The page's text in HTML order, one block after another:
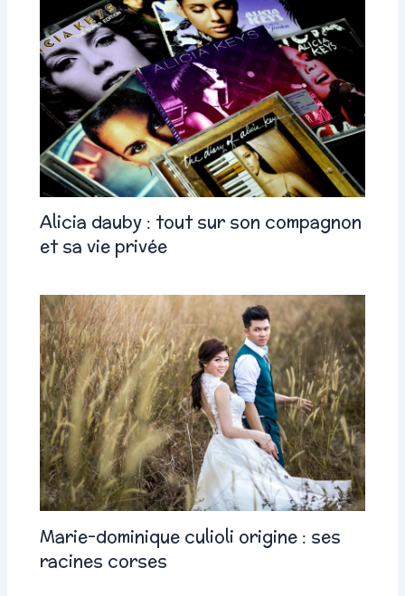
Alicia dauby : tout sur son compagnon
et sa vie privée
Marie-dominique culioli origine : ses
racines corses